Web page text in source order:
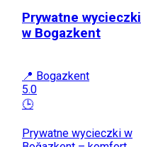
Prywatne wycieczki
w Bogazkent
📍 Bogazkent
5.0
🕒
Prywatne wycieczki w